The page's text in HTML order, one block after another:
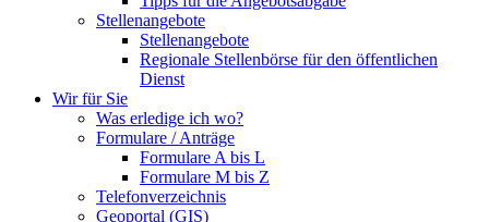
Stellenangebote
Stellenangebote
Regionale Stellenbörse für den öffentlichen
Dienst
Wir für Sie
Was erledige ich wo?
Formulare / Anträge
Formulare A bis L
Formulare M bis Z
Telefonverzeichnis
Geoportal (GIS)